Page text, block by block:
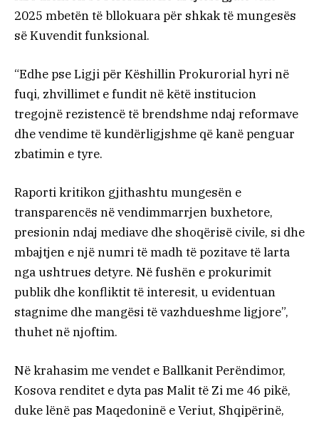
2025 mbetën të bllokuara për shkak të mungesës
së Kuvendit funksional.
“Edhe pse Ligji për Këshillin Prokurorial hyri në
fuqi, zhvillimet e fundit në këtë institucion
tregojnë rezistencë të brendshme ndaj reformave
dhe vendime të kundërligjshme që kanë penguar
zbatimin e tyre.
Raporti kritikon gjithashtu mungesën e
transparencës në vendimmarrjen buxhetore,
presionin ndaj mediave dhe shoqërisë civile, si dhe
mbajtjen e një numri të madh të pozitave të larta
nga ushtrues detyre. Në fushën e prokurimit
publik dhe konfliktit të interesit, u evidentuan
stagnime dhe mangësi të vazhdueshme ligjore”,
thuhet në njoftim.
Në krahasim me vendet e Ballkanit Perëndimor,
Kosova renditet e dyta pas Malit të Zi me 46 pikë,
duke lënë pas Maqedoninë e Veriut, Shqipërinë,